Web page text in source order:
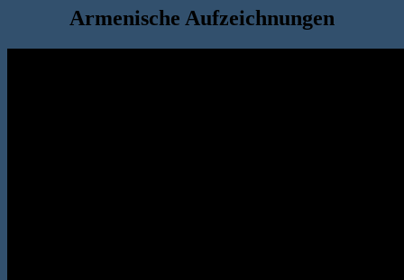
Armenische Aufzeichnungen